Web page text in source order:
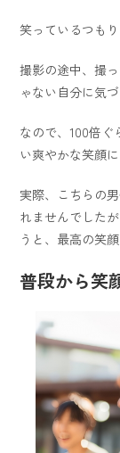
笑っているつも
撮影の途中、撮
ゃない自分に気づ
なので、100倍
い爽やかな笑顔
実際、こちらの
れませんでした
うと、最高の笑
普段から笑